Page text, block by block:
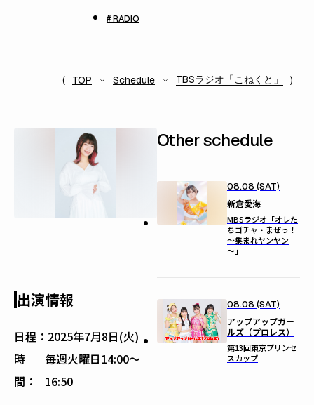
# RADIO
TOP Schedule TBSラジオ「こねくと」
出演情報
日程： 2025年7月8日(火)
時
間：
毎週火曜日14:00〜
16:50
Other schedule
08.08 (SAT)
新倉愛海
MBSラジオ「オレた
ちゴチャ・まぜっ！
～集まれヤンヤン
～」
08.08 (SAT)
アップアップガー
ルズ（プロレス）
第13回東京プリンセ
スカップ